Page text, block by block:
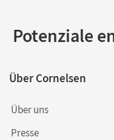
Potenziale
Über Cornelsen
Über uns
Presse